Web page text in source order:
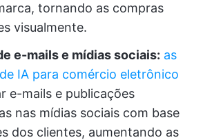
tornando as compras
visualmente.
e-mails e mídias sociais: as
IA para comércio eletrônico
e-mails e publicações
nas mídias sociais com base
dos clientes, aumentando as